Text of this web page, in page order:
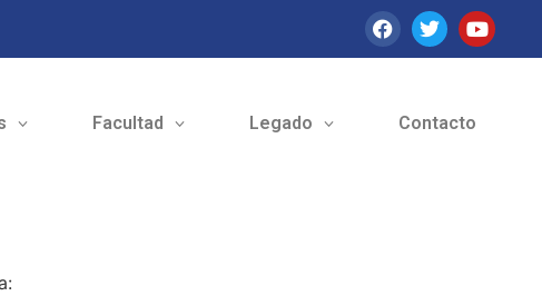
Facultad Legado Contacto